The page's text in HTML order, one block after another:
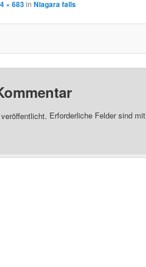
× 683in Niagara falls
Erforderliche Felder sind mit